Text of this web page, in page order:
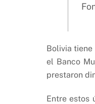
Bolivia
el Banco
prestaron
Entre estos